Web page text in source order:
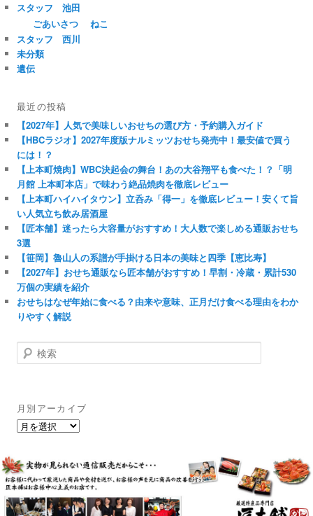
スタッフ 池田
ごあいさつ
ねこ
スタッフ 西川
未分類
遺伝
最近の投稿
【2027年】人気で美味しいおせちの選び方・予約購入ガイド
【HBCラジオ】2027年度版ナルミッツおせち発売中！最安値で買う
には！？
【上本町焼肉】WBC決起会の舞台！あの大谷翔平も食べた！？「明
月館 上本町本店」で味わう絶品焼肉を徹底レビュー
【上本町ハイハイタウン】立呑み「得一」を徹底レビュー！安くて旨
い人気立ち飲み居酒屋
【匠本舗】迷ったら大容量がおすすめ！大人数で楽しめる通販おせち
3選
【笹岡】魯山人の系譜が手掛ける日本の美味と四季【恵比寿】
【2027年】おせち通販なら匠本舗がおすすめ！早割・冷蔵・累計530
万個の実績を紹介
おせちはなぜ年始に食べる？由来や意味、正月だけ食べる理由をわか
りやすく解説
検
索
月別アーカイブ
月
ー
カ
イ
ブ